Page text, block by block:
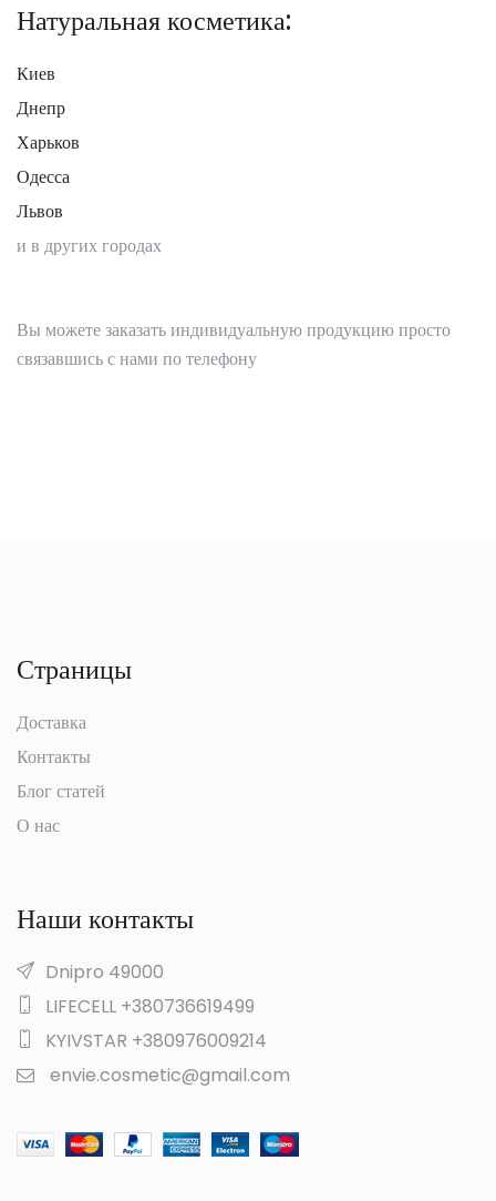
Натуральная косметика:
Киев
Днепр
Харьков
Одесса
Львов
и в других городах
Вы можете заказать индивидуальную продукцию просто
связавшись с нами по телефону
Страницы
Доставка
Контакты
Блог статей
О нас
Наши контакты
Dnipro 49000
LIFECELL +380736619499
KYIVSTAR +380976009214
envie.cosmetic@gmail.com